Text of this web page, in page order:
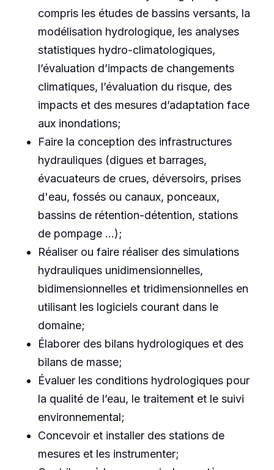
compris les études de bassins versants, la
modélisation hydrologique, les analyses
statistiques hydro-climatologiques,
l’évaluation d’impacts de changements
climatiques, l’évaluation du risque, des
impacts et des mesures d’adaptation face
aux inondations;
Faire la conception des infrastructures
hydrauliques (digues et barrages,
évacuateurs de crues, déversoirs, prises
d'eau, fossés ou canaux, ponceaux,
bassins de rétention-détention, stations
de pompage …);
Réaliser ou faire réaliser des simulations
hydrauliques unidimensionnelles,
bidimensionnelles et tridimensionnelles en
utilisant les logiciels courant dans le
domaine;
Élaborer des bilans hydrologiques et des
bilans de masse;
Évaluer les conditions hydrologiques pour
la qualité de l’eau, le traitement et le suivi
environnemental;
Concevoir et installer des stations de
mesures et les instrumenter;